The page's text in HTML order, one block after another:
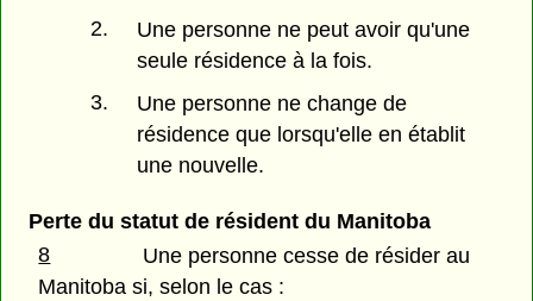
2.
Une personne ne peut avoir qu'une
seule résidence à la fois.
3.
Une personne ne change de
résidence que lorsqu'elle en établit
une nouvelle.
Perte du statut de résident du Manitoba
8
Une personne cesse de résider au
Manitoba si, selon le cas :